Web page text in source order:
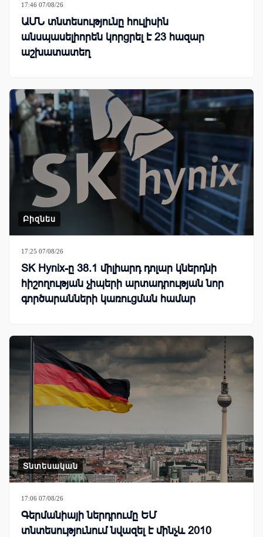
17:46 07/08/26
ԱՄՆ տնտեսությունը հուլիսին
անսպասելիորեն կորցրել է 23 հազար
աշխատատեղ
Բիզնես
17:25 07/08/26
SK Hynix-ը 38.1 միլիարդ դոլար կներդնի
հիշողության չիպերի արտադրության նոր
գործարանների կառուցման համար
Տնտեսական
17:06 07/08/26
Գերմանիայի ներդրումը ԵՄ
տնտեսությունում նվազել է մինչև 2010